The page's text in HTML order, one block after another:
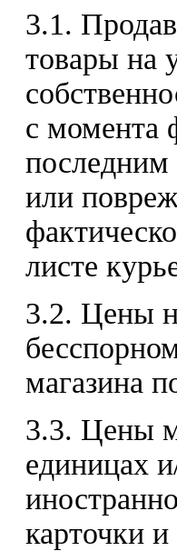
3.1.
товары на
с момента
последним
или
листе
3.2. Цены
магазина
3.3. Цены
единицах
карточки и